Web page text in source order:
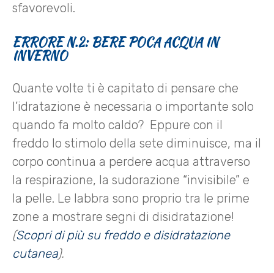
sfavorevoli.
ERRORE N.2: BERE POCA ACQUA IN
INVERNO
Quante volte ti è capitato di pensare che
l’idratazione è necessaria o importante solo
quando fa molto caldo? Eppure con il
freddo lo stimolo della sete diminuisce, ma il
corpo continua a perdere acqua attraverso
la respirazione, la sudorazione “invisibile” e
la pelle. Le labbra sono proprio tra le prime
zone a mostrare segni di disidratazione!
(Scopri di più su freddo e disidratazione
cutanea).